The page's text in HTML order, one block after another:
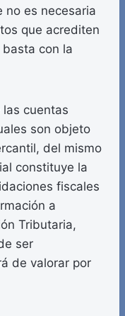
no es necesaria
que acrediten
con la
cuentas
son objeto
del mismo
constituye la
fiscales
a
Tributaria,
ser
de valorar por